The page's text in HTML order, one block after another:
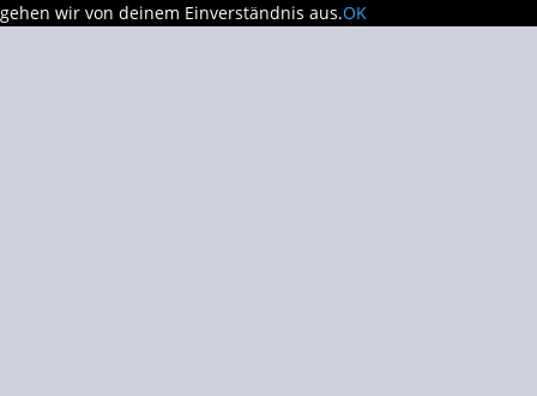
gehen wir von deinem Einverständnis aus.OK